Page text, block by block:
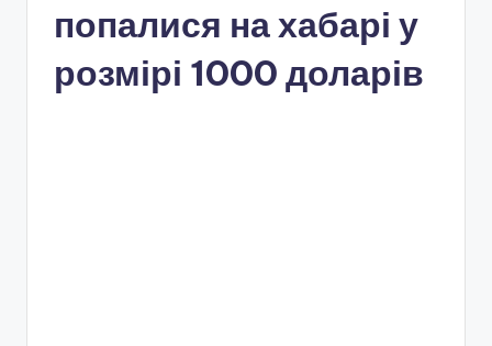
попалися на хабарі у
розмірі 1000 доларів